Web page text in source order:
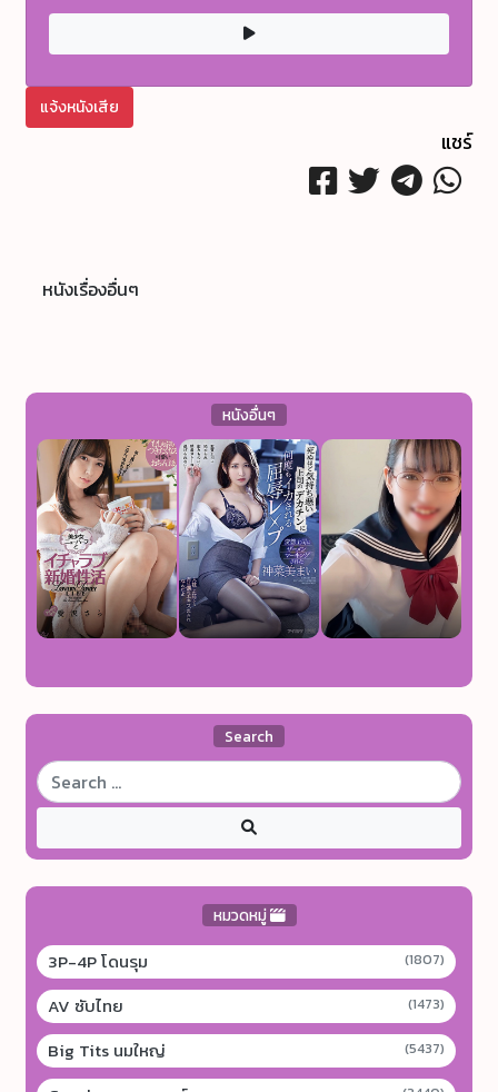
แจ้งหนังเสีย
แชร์
หนังเรื่องอื่นๆ
หนังอื่นๆ
Search
หมวดหมู่
3P-4P โดนรุม (1807)
AV ซับไทย (1473)
Big Tits นมใหญ่ (5437)